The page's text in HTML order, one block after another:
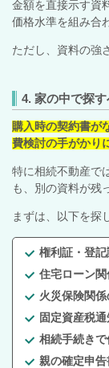
金額を直接示す資
価格水準を組み合
ただし、資料の強
4. 家の中で探
購入時の契約書が
費検討の手がかり
特に相続不動産で
も、別の資料が残
まずは、以下を探
権利証・登
住宅ローン
火災保険関
固定資産税
相続手続き
親の確定申